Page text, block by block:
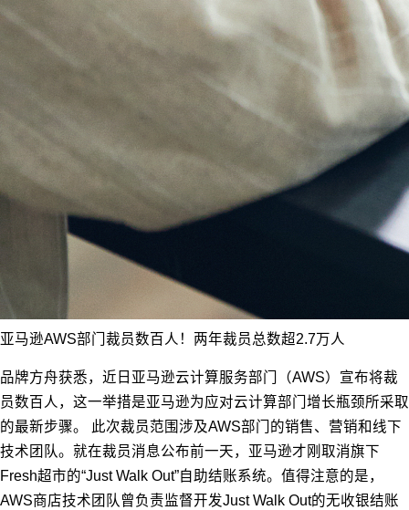
亚马逊AWS部门裁员数百人！两年裁员总数超2.7万人
品牌方舟获悉，近日亚马逊云计算服务部门（AWS）宣布将裁
员数百人，这一举措是亚马逊为应对云计算部门增长瓶颈所采取
的最新步骤。 此次裁员范围涉及AWS部门的销售、营销和线下
技术团队。就在裁员消息公布前一天，亚马逊才刚取消旗下
Fresh超市的“Just Walk Out”自助结账系统。值得注意的是，
AWS商店技术团队曾负责监督开发Just Walk Out的无收银结账